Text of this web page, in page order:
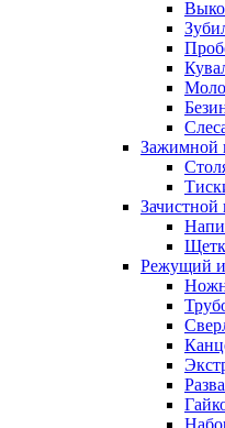
Зажимной
Зачистной
Режущий